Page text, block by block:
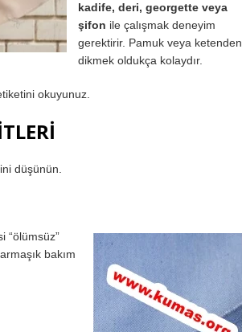
kadife, deri, georgette veya
şifon ile çalışmak deneyim
gerektirir. Pamuk veya ketenden
dikmek oldukça kolaydır.
okuyunuz.
düşünün.
“ölümsüz”
bakım